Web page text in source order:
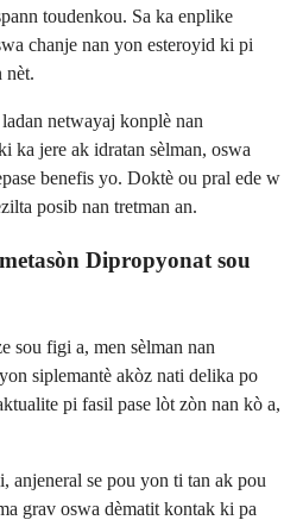
toudenkou. Sa ka enplike
chanje nan yon esteroyid ki pi
nèt.
netwayaj konplè nan
ka jere ak idratan sèlman, oswa
benefis yo. Doktè ou pral ede w
posib nan tretman an.
Dipropyonat sou
sou figi a, men sèlman nan
siplemantè akòz nati delika po
pi fasil pase lòt zòn nan kò a,
se pou yon ti tan ak pou
grav oswa dèmatit kontak ki pa